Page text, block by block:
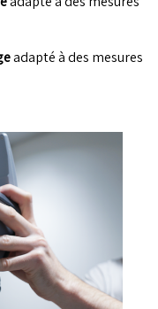
adapté à des mesures